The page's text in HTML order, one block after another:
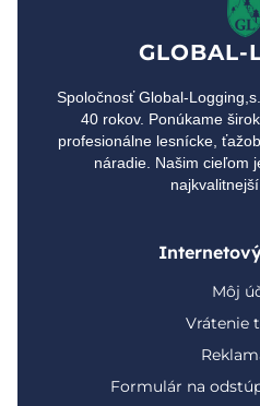
GLOBAL-
Spoločnosť Global-
40 rokov. Ponúkame
profesionálne lesnícke,
náradie. Našim cieľom
Môj
Vrátenie
Formulár na